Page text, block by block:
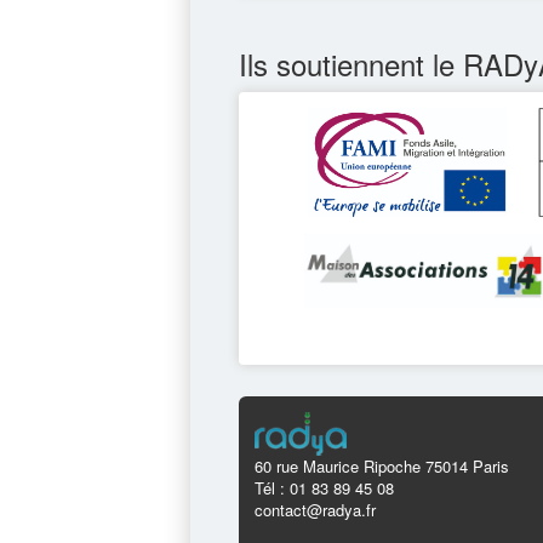
Ils soutiennent le
60 rue Maurice Ripoche 75014 Paris
Tél : 01 83 89 45 08
contact@radya.fr